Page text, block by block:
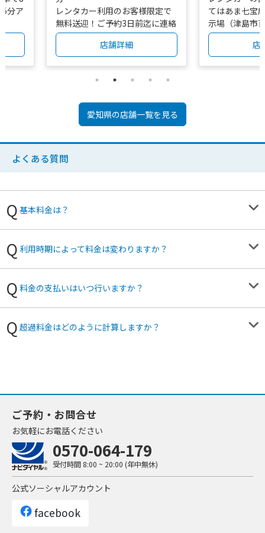
分ア
レンタカー利用のお客様限定で
無料送迎！ご予約3日前迄に連絡
ください
店舗詳細
てはあま七宝
示場（津島市
2）どちらで
カー展示場で
お客様は事前
店
愛知県の店舗一覧を見る
よくある質問
基本料金は？
利用時期によって料金は変わりますか？
料金の支払いはいつ行いますか？
超過料金はどのように計算しますか？
ご予約・お問合せ
お気軽にお電話ください
0570-064-179
受付時間 8:00 ~ 20:00 (年中無休)
公式ソーシャルアカウント
facebook